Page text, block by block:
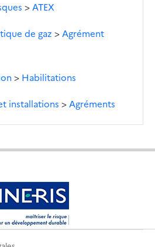
> ATEX
de gaz > Agrément
> Habilitations
installations > Agréments